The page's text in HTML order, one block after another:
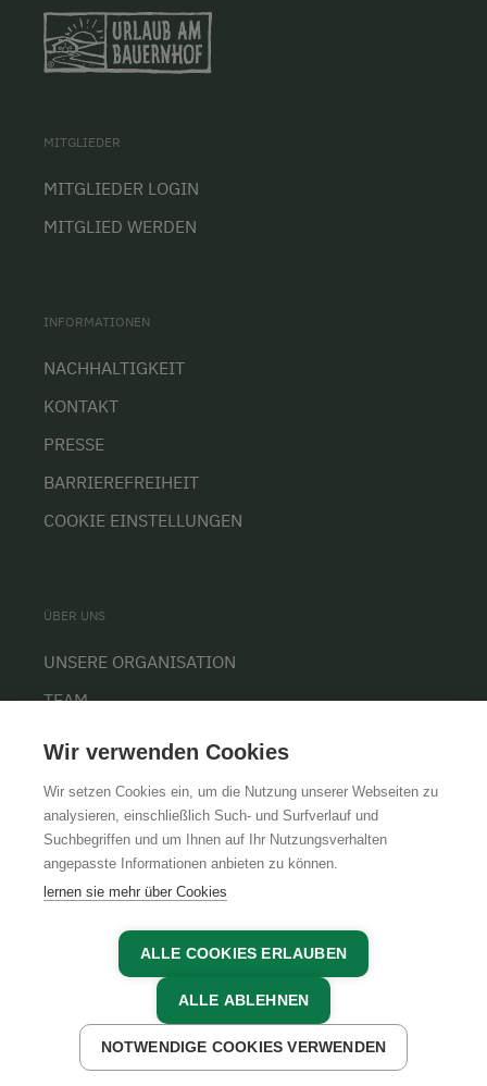
JETZT ANFRAGEN
MITGLIEDER
MITGLIEDER LOGIN
MITGLIED WERDEN
INFORMATIONEN
NACHHALTIGKEIT
KONTAKT
PRESSE
BARRIEREFREIHEIT
COOKIE EINSTELLUNGEN
ÜBER UNS
UNSERE ORGANISATION
TEAM
KARRIERE
AGBIMPRESSUMDATENSCHUTZ
Wir verwenden Cookies
Wir setzen Cookies ein, um die Nutzung unserer Webseiten zu
analysieren, einschließlich Such- und Surfverlauf und
Suchbegriffen und um Ihnen auf Ihr Nutzungsverhalten
angepasste Informationen anbieten zu können.
lernen sie mehr über Cookies
ALLE COOKIES ERLAUBEN
ALLE ABLEHNEN
NOTWENDIGE COOKIES VERWENDEN